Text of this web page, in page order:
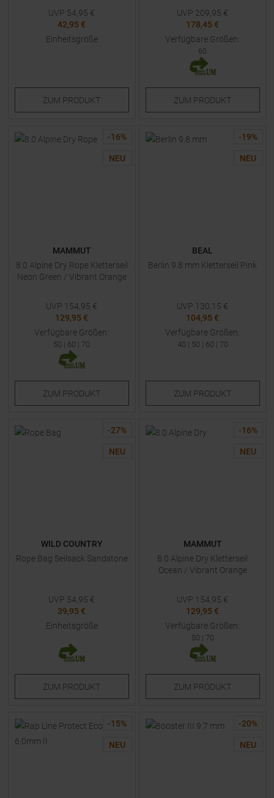
UVP 54,95 €
42,95 €
Einheitsgröße
ZUM PRODUKT
UVP 209,95 €
178,45 €
Verfügbare Größen:
60
ZUM PRODUKT
-16%
NEU
MAMMUT
8.0 Alpine Dry Rope Kletterseil
Neon Green / Vibrant Orange
UVP 154,95 €
129,95 €
Verfügbare Größen:
50 | 60 | 70
ZUM PRODUKT
-19%
NEU
BEAL
Berlin 9.8 mm Kletterseil Pink
UVP 130,15 €
104,95 €
Verfügbare Größen:
40 | 50 | 60 | 70
ZUM PRODUKT
-27%
NEU
WILD COUNTRY
Rope Bag Seilsack Sandstone
UVP 54,95 €
39,95 €
Einheitsgröße
ZUM PRODUKT
-16%
NEU
MAMMUT
8.0 Alpine Dry Kletterseil
Ocean / Vibrant Orange
UVP 154,95 €
129,95 €
Verfügbare Größen:
50 | 70
ZUM PRODUKT
-15%
NEU
-20%
NEU